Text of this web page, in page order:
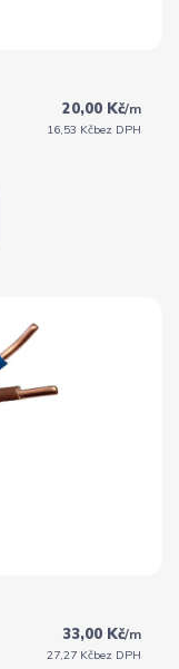
20,00 Kč/m
16,53 Kčbez DPH
33,00 Kč/m
27,27 Kčbez DPH